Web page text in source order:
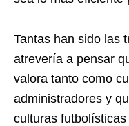
Tantas han sido las
atrevería a pensar
valora tanto como
administradores y
culturas